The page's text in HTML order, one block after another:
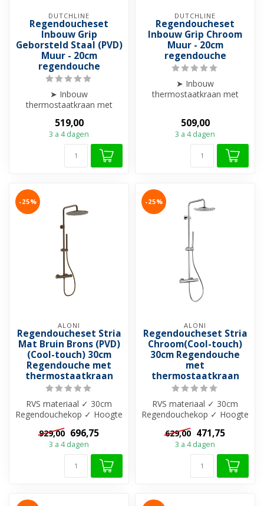
DUTCHLINE
Regendoucheset
Inbouw Grip
Geborsteld Staal (PVD)
Muur - 20cm
regendouche
➤ Inbouw
thermostaatkraan met
➤ PVD-Gecoat
➤ Compleet met all...
519,00
3 a 4 dagen
DUTCHLINE
Regendoucheset
Inbouw Grip Chroom
Muur - 20cm
regendouche
➤ Inbouw
thermostaatkraan met
➤ Compleet met alle
toebe...
509,00
3 a 4 dagen
-25%
ALONI
Regendoucheset Stria
Mat Bruin Brons (PVD)
(Cool-touch) 30cm
Regendouche met
thermostaatkraan
RVS materiaal ✓ 30cm
Regendouchekop ✓ Hoogte
verstelbaar 844–1194 mm
✓ 15 HoH ...
929,00 696,75
3 a 4 dagen
-25%
ALONI
Regendoucheset Stria
Chroom(Cool-touch)
30cm Regendouche
met
thermostaatkraan
RVS materiaal ✓ 30cm
Regendouchekop ✓ Hoogte
verstelbaar 844–1194 mm
✓ 15 HoH ...
629,00 471,75
3 a 4 dagen